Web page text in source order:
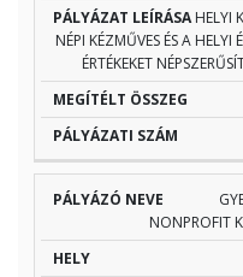
HELYI
NÉPI KÉZMŰVES ÉS A HELYI
ÉRTÉKEKET
NONPROFIT